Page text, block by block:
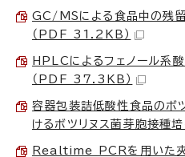
GC/MSによる食品中の残
（PDF 31.2KB）
HPLCによるフェノール系
（PDF 37.3KB）
容器包装詰低酸性食品のボ
けるボツリヌス菌芽胞接種
Realtime PCRを用いた